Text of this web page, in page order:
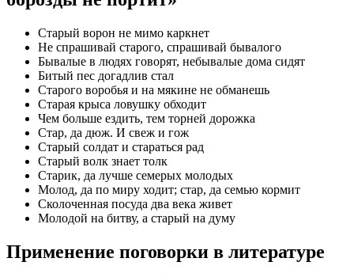
Старый ворон не мимо каркнет
Не спрашивай старого, спрашивай бывалого
Бывалые в людях говорят, небывалые дома сидят
Битый пес догадлив стал
Старого воробья и на мякине не обманешь
Старая крыса ловушку обходит
Чем больше ездить, тем торней дорожка
Стар, да дюж. И свеж и гож
Старый солдат и стараться рад
Старый волк знает толк
Старик, да лучше семерых молодых
Молод, да по миру ходит; стар, да семью кормит
Сколоченная посуда два века живет
Молодой на битву, а старый на думу
Применение поговорки в литературе